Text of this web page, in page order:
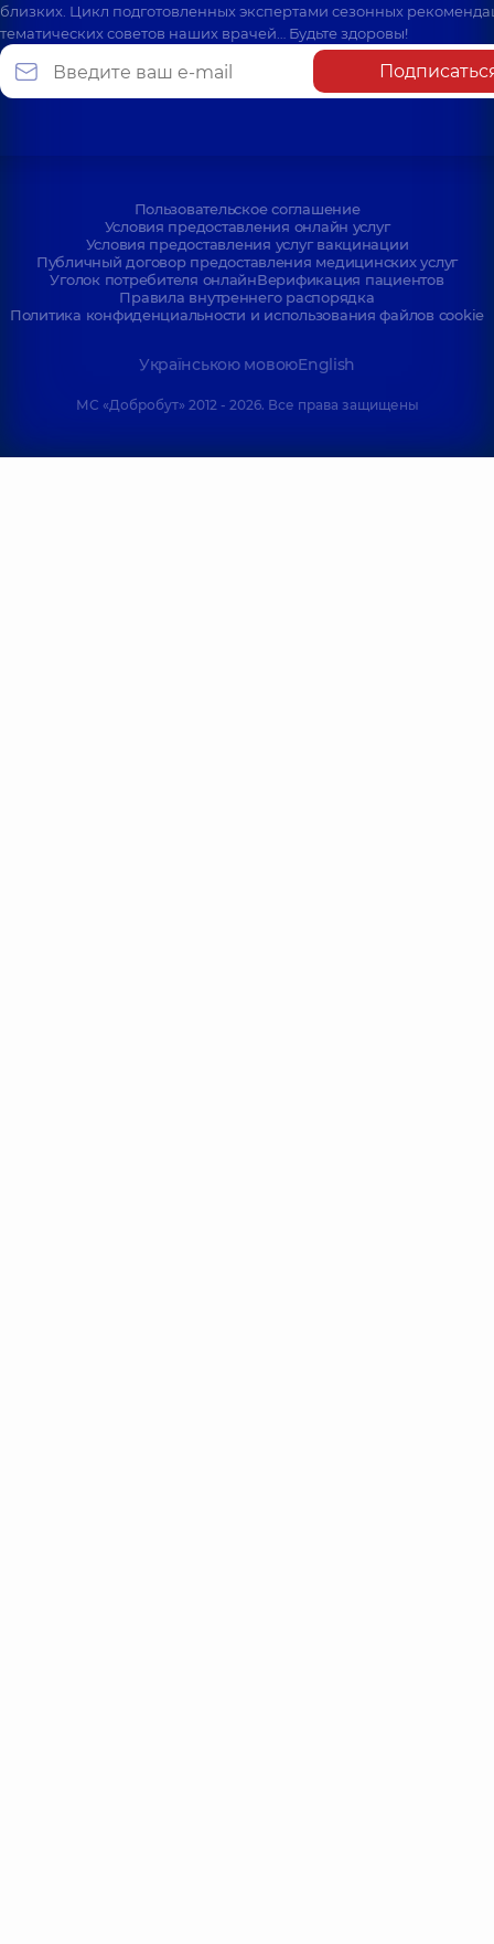
близких. Цикл подготовленных экспертами сезонных
тематических советов наших врачей… Будьте здоровы!
Пользовательское соглашение
Условия предоставления онлайн услуг
Условия предоставления услуг вакцинации
Публичный договор предоставления медицинских услуг
Уголок потребителя онлайнВерификация пациентов
Правила внутреннего распорядка
Политика конфиденциальности и использования файлов cookie
Українською мовоюEnglish
МС «Добробут» 2012 - 2026. Все права защищены